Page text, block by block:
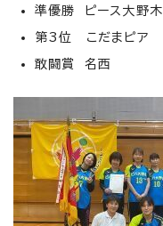
準優勝 ピース大野木
第3位 こだまピア
敢闘賞 名西